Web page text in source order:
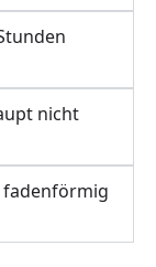
nicht
fadenförmig